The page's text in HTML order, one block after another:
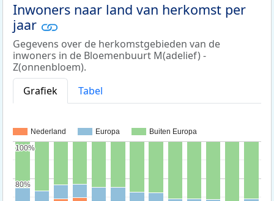
Inwoners naar land van herkomst per
jaar
Gegevens over de herkomstgebieden van de
inwoners in de Bloemenbuurt M(adelief) -
Z(onnenbloem).
Grafiek
Tabel
Nederland Europa Buiten Europa
80%
80%
100%
100%